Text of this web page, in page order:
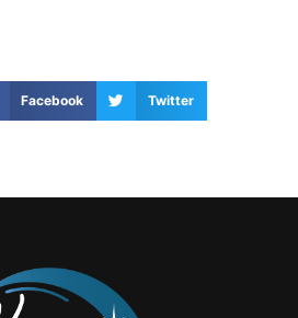
Facebook Twitter